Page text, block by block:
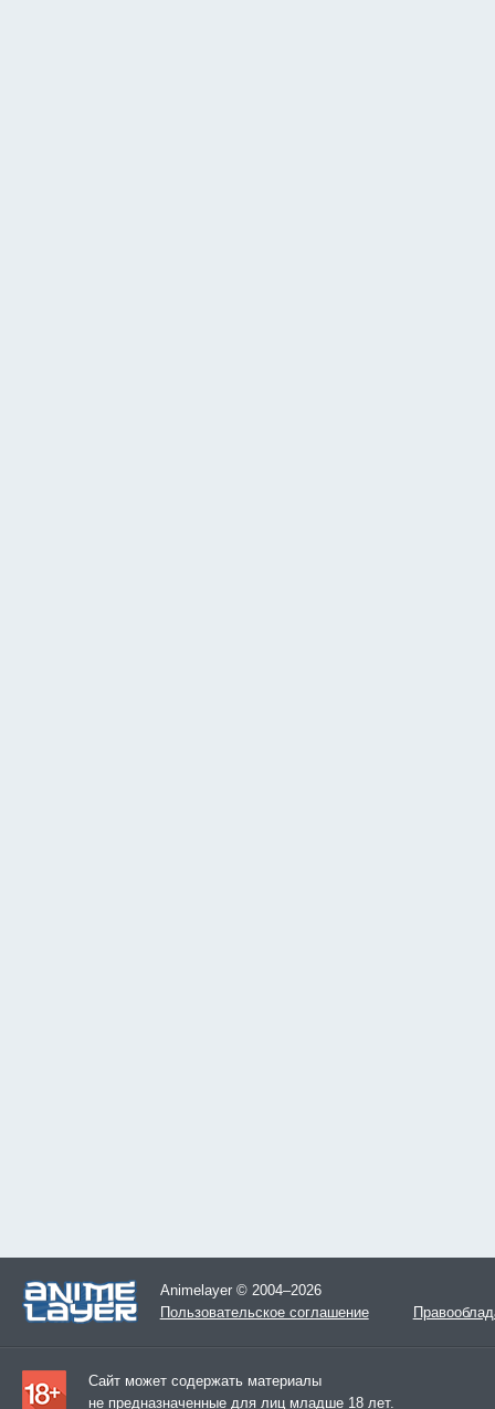
Animelayer © 2004–2026
Пользовательское соглашение
Сайт может содержать материалы
не предназначенные для лиц младше 18 лет.